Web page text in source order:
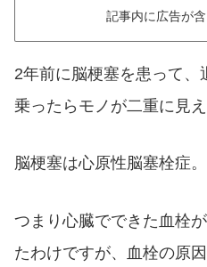
記事内に広告が含
2年前に脳梗塞を患って、
乗ったらモノが二重に見
脳梗塞は心原性脳塞栓症。
つまり心臓でできた血栓
たわけですが、血栓の原